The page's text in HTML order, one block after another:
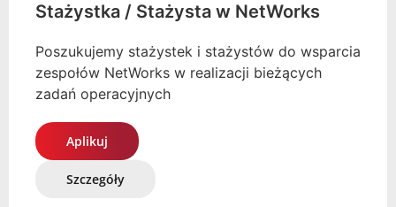
Stażystka / Stażysta w NetWorks
Poszukujemy stażystek i stażystów do wsparcia
zespołów NetWorks w realizacji bieżących
zadań operacyjnych
Aplikuj
Szczegóły